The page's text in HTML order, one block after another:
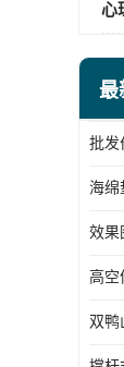
心
最
批发
海绵
效果
双鸭